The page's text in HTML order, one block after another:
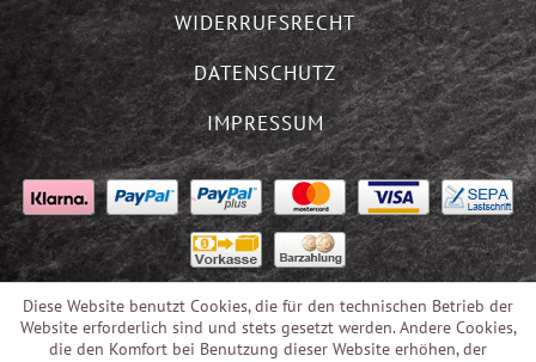
WIDERRUFSRECHT
DATENSCHUTZ
IMPRESSUM
Diese Website benutzt Cookies, die für den technischen Betrieb der
Website erforderlich sind und stets gesetzt werden. Andere Cookies,
die den Komfort bei Benutzung dieser Website erhöhen, der